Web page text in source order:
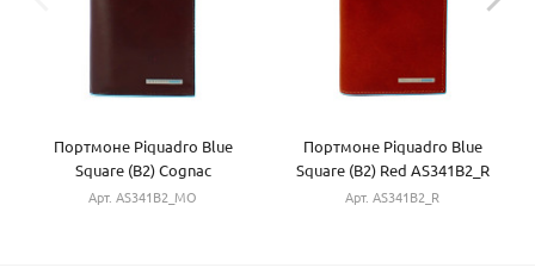
Портмоне Piquadro Blue
Square (B2) Cognac
AS341B2_MO
Арт. AS341B2_MO
Портмоне Piquadro Blue
Square (B2) Red AS341B2_R
Арт. AS341B2_R